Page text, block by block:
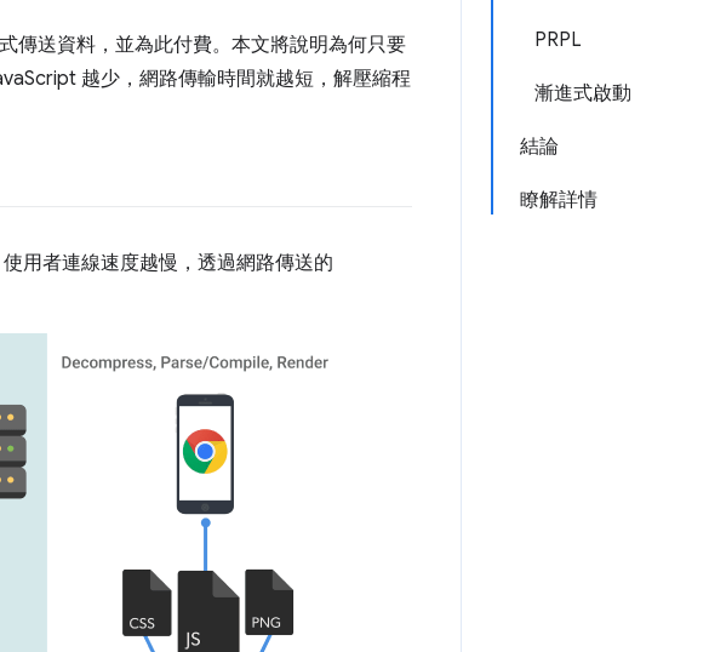
PRPL
漸進式啟動
結論
瞭解詳情
傳送資料，並為此付費。本文將說明為何只要
越少，網路傳輸時間就越短，解壓縮程
用者連線速度越慢，透過網路傳送的